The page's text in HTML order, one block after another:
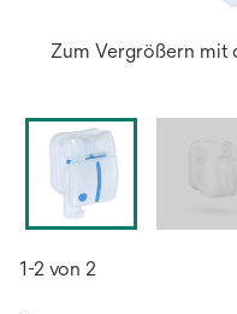
Zum Vergrößern mit
1-2 von 2